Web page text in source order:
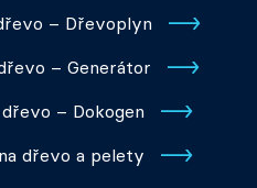
– Dřevoplyn
– Generátor
– Dokogen
dřevo a pelety